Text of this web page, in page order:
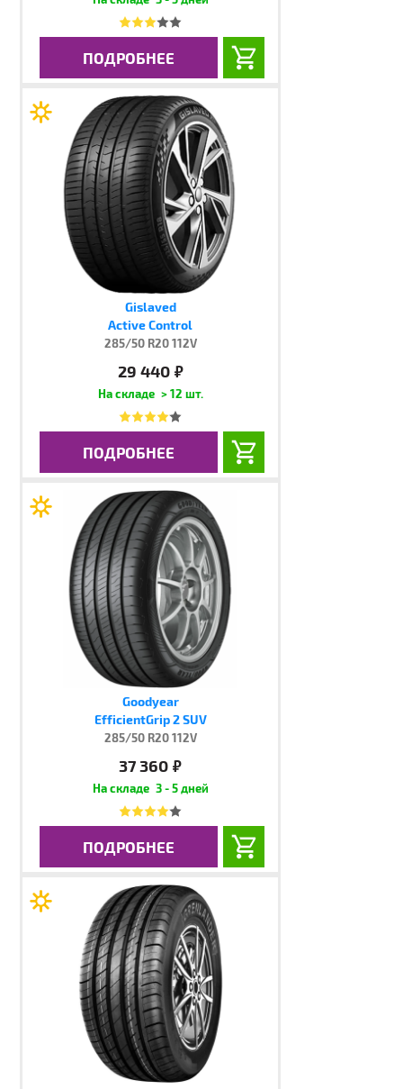
ПОДРОБНЕЕ
Gislaved
Active Control
285/50 R20 112V
29 440 руб.
> 12 шт.
ПОДРОБНЕЕ
Goodyear
EfficientGrip 2 SUV
285/50 R20 112V
37 360 руб.
3 - 5 дней
ПОДРОБНЕЕ